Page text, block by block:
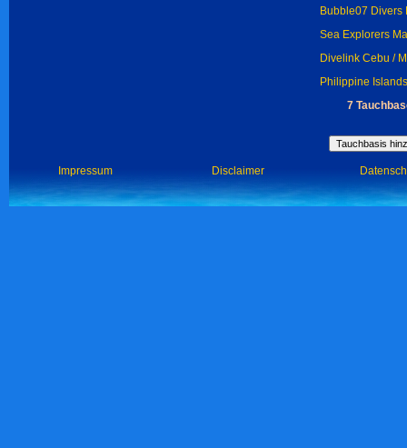
Bubble07 Divers
Sea Explorers
Divelink Cebu /
Philippine
7
Impressum Disclaimer